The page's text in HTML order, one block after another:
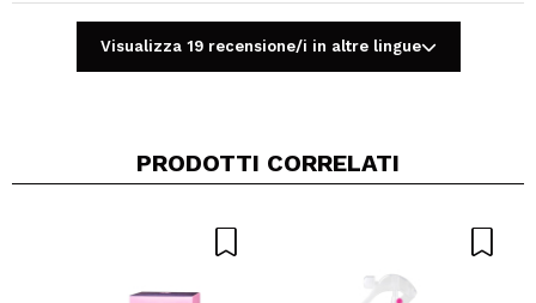
Consiglieresti questo acquisto? Si
INVIA
Visualizza 19 recensione/i in altre lingue
PRODOTTI CORRELATI